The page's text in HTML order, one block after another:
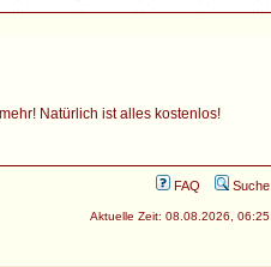
Natürlich ist alles kostenlos!
FAQ Suche
Aktuelle Zeit: 08.08.2026, 06:25